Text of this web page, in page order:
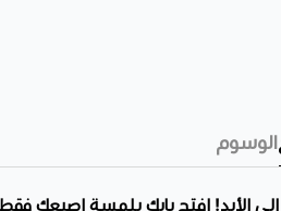
الوسوم
إلى الأبد! افتح بابك بلمسة إصبعك